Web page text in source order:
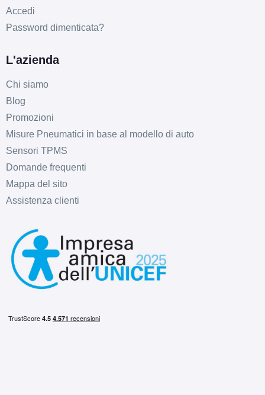
Accedi
Password dimenticata?
L'azienda
Chi siamo
Blog
Promozioni
Misure Pneumatici in base al modello di auto
Sensori TPMS
Domande frequenti
Mappa del sito
Assistenza clienti